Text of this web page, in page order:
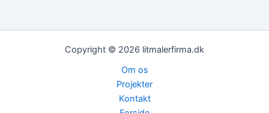
Copyright © 2026 litmalerfirma.dk
Om os
Projekter
Kontakt